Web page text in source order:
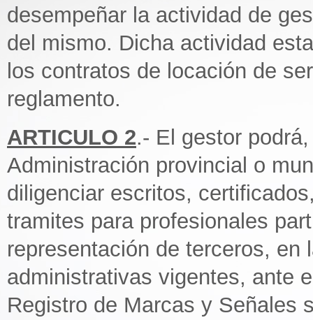
desempeñar la actividad de
del mismo. Dicha actividad
los contratos de locación de
reglamento.
ARTICULO 2.- El gestor
Administración provincial o
diligenciar escritos,
tramites para profesionales
representación de terceros,
administrativas vigentes, ante
Registro de Marcas y Señales